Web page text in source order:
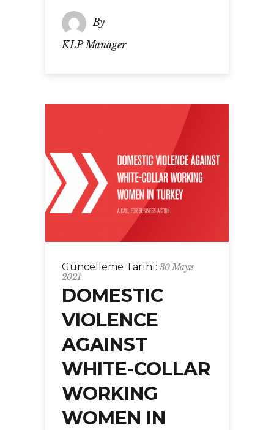
By
KLP Manager
Güncelleme Tarihi: 30 Mayıs
2021
DOMESTIC
VIOLENCE
AGAINST
WHITE-COLLAR
WORKING
WOMEN IN